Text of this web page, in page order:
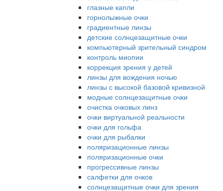
глазные капли
горнолыжные очки
градиентные линзы
детские солнцезащитные очки
компьютерный зрительный синдром
контроль миопии
коррекция зрения у детей
линзы для вождения ночью
линзы с высокой базовой кривизной
модные солнцезащитные очки
очистка очковых линз
очки виртуальной реальности
очки для гольфа
очки для рыбалки
поляризационные линзы
поляризационные очки
прогрессивные линзы
салфетки для очков
солнцезащитные очки для зрения